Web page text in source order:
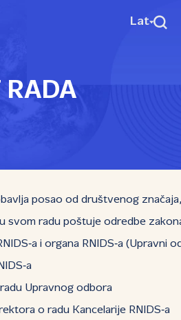
Lat
RADA
posao od društvenog
u svom radu poštuje odredbe
i organa RNIDS‑a
Upravnog odbora
o radu Kancelarije RNIDS‑a